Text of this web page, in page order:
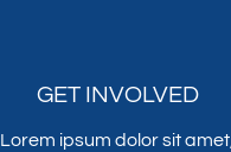
GET INVOLVED
Lorem ipsum dolor sit amet,